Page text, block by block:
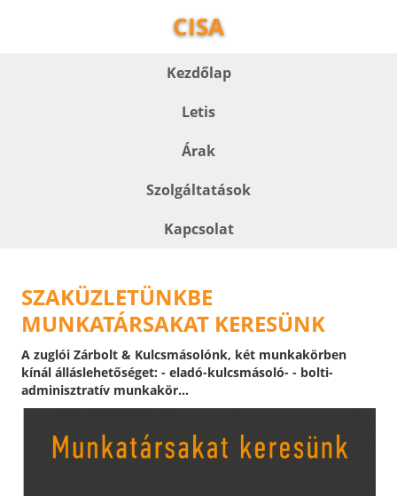
CISA
Kezdőlap
Letis
Árak
Szolgáltatások
Kapcsolat
SZAKÜZLETÜNKBE
MUNKATÁRSAKAT KERESÜNK
A zuglói Zárbolt & Kulcsmásolónk, két munkakörben
kínál álláslehetőséget: - eladó-kulcsmásoló- - bolti-
adminisztratív munkakör...